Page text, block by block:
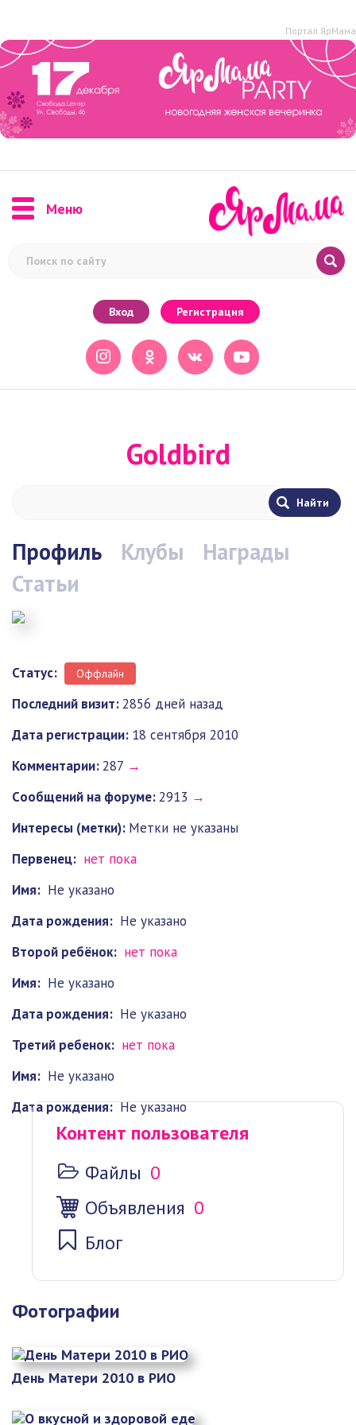
Портал ЯрМама
Меню
Вход Регистрация
Goldbird
Профиль Клубы
Награды
Статьи
Статус: Оффлайн
Последний визит:2856 дней назад
Дата регистрации: 18 сентября 2010
Комментарии:287 →
Cообщений на форуме:2913 →
Интересы (метки): Метки не указаны
Первенец: нет пока
Имя: Не указано
Дата рождения: Не указано
Второй ребёнок: нет пока
Имя: Не указано
Дата рождения: Не указано
Третий ребенок: нет пока
Имя: Не указано
Дата рождения: Не указано
Контент пользователя
Файлы 0
Объявления 0
Блог
Фотографии
День Матери 2010 в РИО